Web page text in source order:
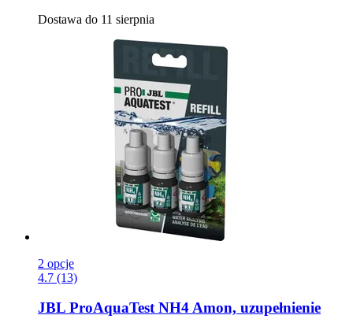
Dostawa do 11 sierpnia
2 opcje
4.7 (13)
JBL ProAquaTest NH4 Amon, uzupełnienie